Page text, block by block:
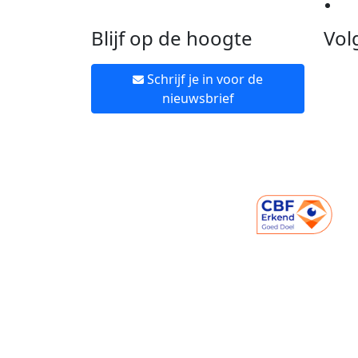
Blijf op de hoogte
Schrijf je in voor de
nieuwsbrief